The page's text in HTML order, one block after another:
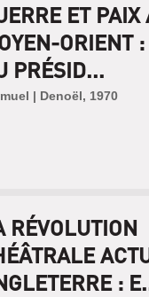
ET PAIX
ORIENT
PRÉSID...
| Denoël, 1970
RÉVOLUTION
: